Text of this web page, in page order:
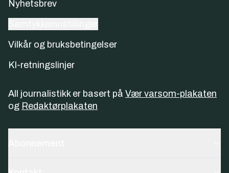
Nyhetsbrev
Vilkår og bruksbetingelser
KI-retningslinjer
All journalistikk er basert på Vær varsom-plakaten
og Redaktørplakaten